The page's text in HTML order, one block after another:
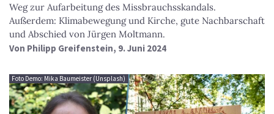
Weg zur Aufarbeitung des Missbrauchsskandals.
Außerdem: Klimabewegung und Kirche, gute Nachbarschaft
und Abschied von Jürgen Moltmann.
Von Philipp Greifenstein, 9. Juni 2024
Foto Demo: Mika Baumeister (Unsplash)